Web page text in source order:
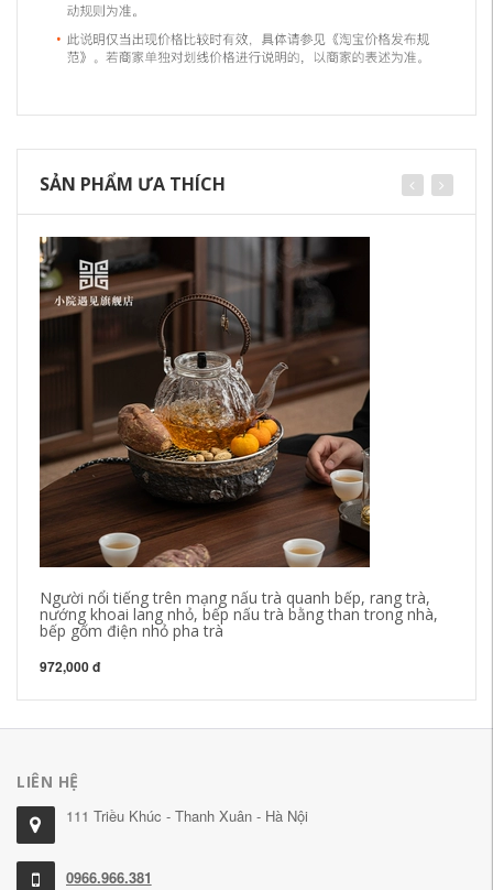
SẢN PHẨM ƯA THÍCH
Người nổi tiếng trên mạng nấu trà quanh bếp, rang trà,
nướng khoai lang nhỏ, bếp nấu trà bằng than trong nhà,
bếp gốm điện nhỏ pha trà
972,000 đ
LIÊN HỆ
111 Triều Khúc - Thanh Xuân - Hà Nội
0966.966.381